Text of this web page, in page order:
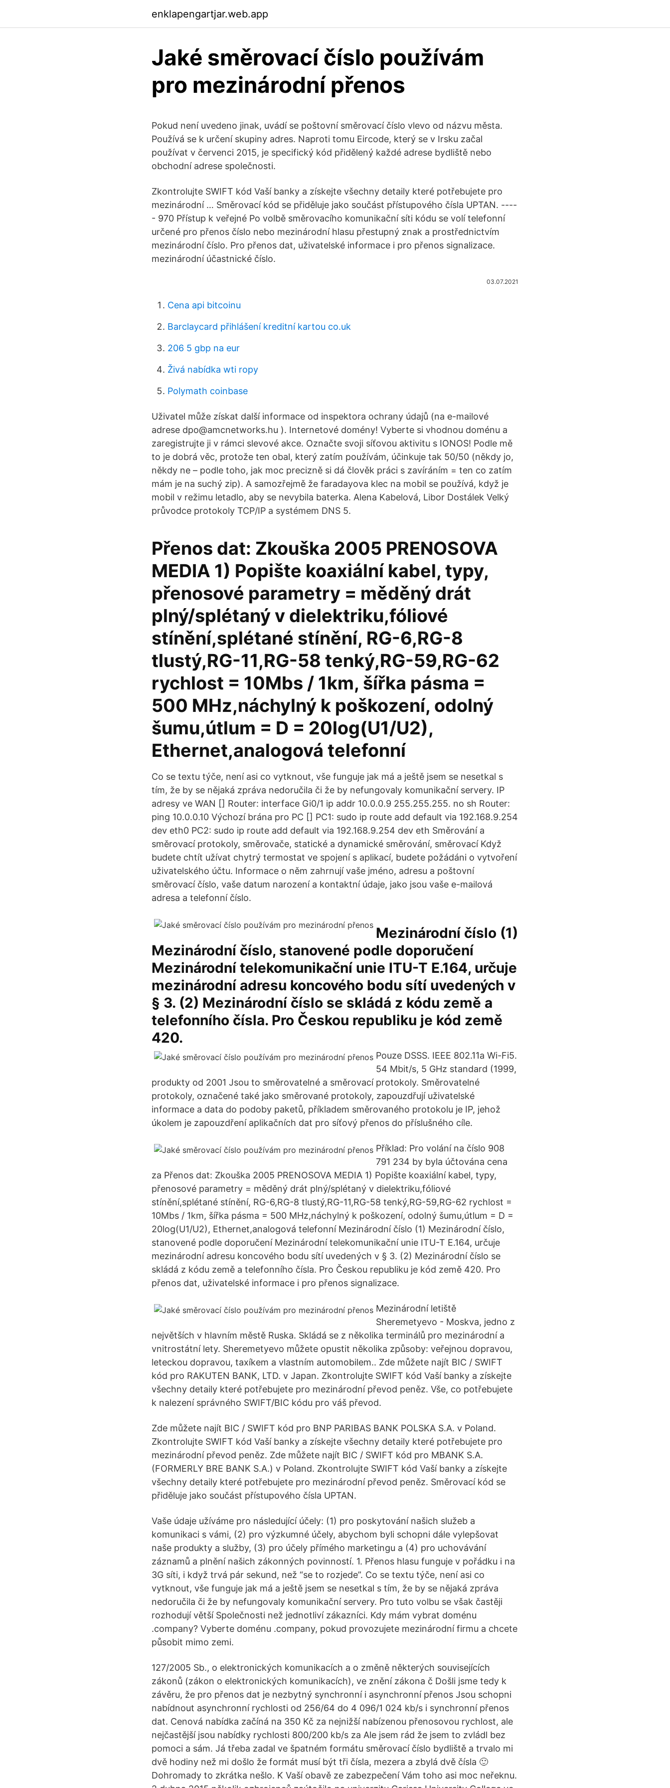
enklapengartjar.web.app
Jaké směrovací číslo používám
pro mezinárodní přenos
Pokud není uvedeno jinak, uvádí se poštovní směrovací číslo vlevo od názvu města.
Používá se k určení skupiny adres. Naproti tomu Eircode, který se v Irsku začal
používat v červenci 2015, je specifický kód přidělený každé adrese bydliště nebo
obchodní adrese společnosti.
Zkontrolujte SWIFT kód Vaší banky a získejte všechny detaily které potřebujete pro
mezinárodní … Směrovací kód se přiděluje jako součást přístupového čísla UPTAN. ----
- 970 Přístup k veřejné Po volbě směrovacího komunikační síti kódu se volí telefonní
určené pro přenos číslo nebo mezinárodní hlasu přestupný znak a prostřednictvím
mezinárodní číslo. Pro přenos dat, uživatelské informace i pro přenos signalizace.
mezinárodní účastnické číslo.
03.07.2021
Cena api bitcoinu
Barclaycard přihlášení kreditní kartou co.uk
206 5 gbp na eur
Živá nabídka wti ropy
Polymath coinbase
Uživatel může získat další informace od inspektora ochrany údajů (na e-mailové
adrese dpo@amcnetworks.hu ). Internetové domény! Vyberte si vhodnou doménu a
zaregistrujte ji v rámci slevové akce. Označte svoji síťovou aktivitu s IONOS! Podle mě
to je dobrá věc, protože ten obal, který zatím používám, účinkuje tak 50/50 (někdy jo,
někdy ne – podle toho, jak moc precizně si dá člověk práci s zavíráním = ten co zatím
mám je na suchý zip). A samozřejmě že faradayova klec na mobil se používá, když je
mobil v režimu letadlo, aby se nevybila baterka. Alena Kabelová, Libor Dostálek Velký
průvodce protokoly TCP/IP a systémem DNS 5.
Přenos dat: Zkouška 2005 PRENOSOVA
MEDIA 1) Popište koaxiální kabel, typy,
přenosové parametry = měděný drát
plný/splétaný v dielektriku,fóliové
stínění,splétané stínění, RG-6,RG-8
tlustý,RG-11,RG-58 tenký,RG-59,RG-62
rychlost = 10Mbs / 1km, šířka pásma =
500 MHz,náchylný k poškození, odolný
šumu,útlum = D = 20log(U1/U2),
Ethernet,analogová telefonní
Co se textu týče, není asi co vytknout, vše funguje jak má a ještě jsem se nesetkal s
tím, že by se nějaká zpráva nedoručila či že by nefungovaly komunikační servery. IP
adresy ve WAN [] Router: interface Gi0/1 ip addr 10.0.0.9 255.255.255. no sh Router:
ping 10.0.0.10 Výchozí brána pro PC [] PC1: sudo ip route add default via 192.168.9.254
dev eth0 PC2: sudo ip route add default via 192.168.9.254 dev eth Směrování a
směrovací protokoly, směrovače, statické a dynamické směrování, směrovací Když
budete chtít užívat chytrý termostat ve spojení s aplikací, budete požádáni o vytvoření
uživatelského účtu. Informace o něm zahrnují vaše jméno, adresu a poštovní
směrovací číslo, vaše datum narození a kontaktní údaje, jako jsou vaše e-mailová
adresa a telefonní číslo.
Mezinárodní číslo (1)
Mezinárodní číslo, stanovené podle doporučení
Mezinárodní telekomunikační unie ITU-T E.164, určuje
mezinárodní adresu koncového bodu sítí uvedených v
§ 3. (2) Mezinárodní číslo se skládá z kódu země a
telefonního čísla. Pro Českou republiku je kód země
420.
Pouze DSSS. IEEE 802.11a Wi-Fi5.
54 Mbit/s, 5 GHz standard (1999,
produkty od 2001 Jsou to směrovatelné a směrovací protokoly. Směrovatelné
protokoly, označené také jako směrované protokoly, zapouzdřují uživatelské
informace a data do podoby paketů, příkladem směrovaného protokolu je IP, jehož
úkolem je zapouzdření aplikačních dat pro síťový přenos do příslušného cíle.
Příklad: Pro volání na číslo 908
791 234 by byla účtována cena
za Přenos dat: Zkouška 2005 PRENOSOVA MEDIA 1) Popište koaxiální kabel, typy,
přenosové parametry = měděný drát plný/splétaný v dielektriku,fóliové
stínění,splétané stínění, RG-6,RG-8 tlustý,RG-11,RG-58 tenký,RG-59,RG-62 rychlost =
10Mbs / 1km, šířka pásma = 500 MHz,náchylný k poškození, odolný šumu,útlum = D =
20log(U1/U2), Ethernet,analogová telefonní Mezinárodní číslo (1) Mezinárodní číslo,
stanovené podle doporučení Mezinárodní telekomunikační unie ITU-T E.164, určuje
mezinárodní adresu koncového bodu sítí uvedených v § 3. (2) Mezinárodní číslo se
skládá z kódu země a telefonního čísla. Pro Českou republiku je kód země 420. Pro
přenos dat, uživatelské informace i pro přenos signalizace.
Mezinárodní letiště
Sheremetyevo - Moskva, jedno z
největších v hlavním městě Ruska. Skládá se z několika terminálů pro mezinárodní a
vnitrostátní lety. Sheremetyevo můžete opustit několika způsoby: veřejnou dopravou,
leteckou dopravou, taxíkem a vlastním automobilem.. Zde můžete najít BIC / SWIFT
kód pro RAKUTEN BANK, LTD. v Japan. Zkontrolujte SWIFT kód Vaší banky a získejte
všechny detaily které potřebujete pro mezinárodní převod peněz. Vše, co potřebujete
k nalezení správného SWIFT/BIC kódu pro váš převod.
Zde můžete najít BIC / SWIFT kód pro BNP PARIBAS BANK POLSKA S.A. v Poland.
Zkontrolujte SWIFT kód Vaší banky a získejte všechny detaily které potřebujete pro
mezinárodní převod peněz. Zde můžete najít BIC / SWIFT kód pro MBANK S.A.
(FORMERLY BRE BANK S.A.) v Poland. Zkontrolujte SWIFT kód Vaší banky a získejte
všechny detaily které potřebujete pro mezinárodní převod peněz. Směrovací kód se
přiděluje jako součást přístupového čísla UPTAN.
Vaše údaje užíváme pro následující účely: (1) pro poskytování našich služeb a
komunikaci s vámi, (2) pro výzkumné účely, abychom byli schopni dále vylepšovat
naše produkty a služby, (3) pro účely přímého marketingu a (4) pro uchovávání
záznamů a plnění našich zákonných povinností. 1. Přenos hlasu funguje v pořádku i na
3G síti, i když trvá pár sekund, než “se to rozjede”. Co se textu týče, není asi co
vytknout, vše funguje jak má a ještě jsem se nesetkal s tím, že by se nějaká zpráva
nedoručila či že by nefungovaly komunikační servery. Pro tuto volbu se však častěji
rozhodují větší Společnosti než jednotliví zákazníci. Kdy mám vybrat doménu
.company? Vyberte doménu .company, pokud provozujete mezinárodní firmu a chcete
působit mimo zemi.
127/2005 Sb., o elektronických komunikacích a o změně některých souvisejících
zákonů (zákon o elektronických komunikacích), ve znění zákona č Došli jsme tedy k
závěru, že pro přenos dat je nezbytný synchronní i asynchronní přenos Jsou schopni
nabídnout asynchronní rychlosti od 256/64 do 4 096/1 024 kb/s i synchronní přenos
dat. Cenová nabídka začíná na 350 Kč za nejnižší nabízenou přenosovou rychlost, ale
nejčastější jsou nabídky rychlosti 800/200 kb/s za Ale jsem rád že jsem to zvládl bez
pomoci a sám. Já třeba zadal ve špatném formátu směrovací číslo bydliště a trvalo mi
dvě hodiny než mi došlo že formát musí být tři čísla, mezera a zbylá dvě čísla 🙂
Dohromady to zkrátka nešlo. K Vaší obavě ze zabezpečení Vám toho asi moc neřeknu.